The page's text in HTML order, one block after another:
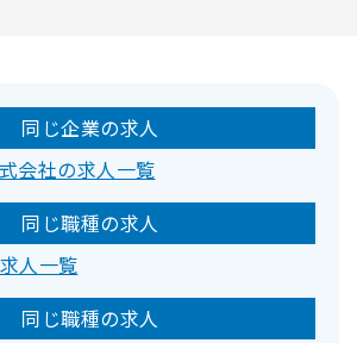
同じ企業の求人
会社の求人一覧
同じ職種の求人
人一覧
同じ職種の求人